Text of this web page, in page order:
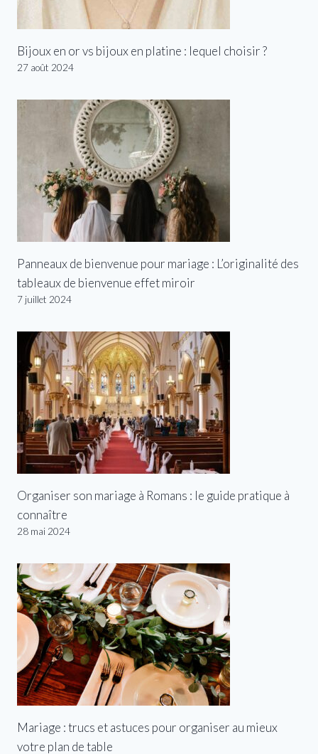
Bijoux en or vs bijoux en platine : lequel choisir ?
27 août 2024
Panneaux de bienvenue pour mariage : L’originalité des
tableaux de bienvenue effet miroir
7 juillet 2024
Organiser son mariage à Romans : le guide pratique à
connaître
28 mai 2024
Mariage : trucs et astuces pour organiser au mieux
votre plan de table